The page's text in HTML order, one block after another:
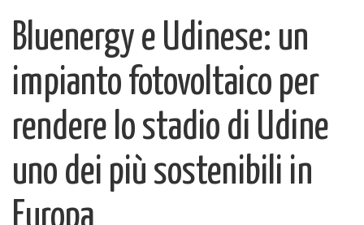
Bluenergy e Udinese: un
impianto fotovoltaico per
rendere lo stadio di Udine
uno dei più sostenibili in
Europa